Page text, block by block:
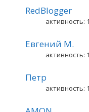
RedBlogger
активность:
Евгений М.
активность:
Петр
активность: